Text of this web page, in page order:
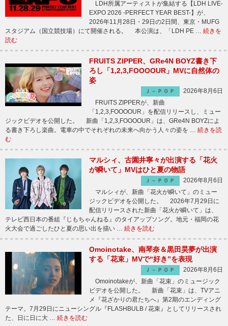
LDH所属アーティストが集結する【LDH LIVE-
EXPO 2026 -PERFECT YEAR BEST-】が、
2026年11月28日・29日の2日間、東京・MUFG
スタジアム（国立競技場）にて開催される。 本公演は、「LDH PE … 続きを
読む
FRUITS ZIPPER、GRe4N BOYZ書き下
ろし「1,2,3,FOOOOUR」MVに自然体の
姿
Ｊ－ＰＯＰ
2026年8月6日
FRUITS ZIPPERが、新曲
「1,2,3,FOOOOUR」を配信リリースし、ミュー
ジックビデオを公開した。 新曲「1,2,3,FOOOOUR」は、GRe4N BOYZによ
る書き下ろし楽曲。電車の中でそれぞれの未来へ向かう人々の姿を … 続きを読
む
マルシィ、古園井寧々が出演する「花火
が瞬いて」MVはひと夏の物語
Ｊ－ＰＯＰ
2026年8月6日
マルシィが、新曲「花火が瞬いて」のミュー
ジックビデオを公開した。 2026年7月29日に
配信リリースされた新曲「花火が瞬いて」は、
テレビ西日本の番組『じもちゃんねる』のタイアップソング。地元・福岡の花
火大会で過ごしたひと夏の思い出を描い … 続きを読む
Omoinotake、南琴奈＆黒田昊夢が出演
する「花束」MVで“好き”を表現
Ｊ－ＰＯＰ
2026年8月6日
Omoinotakeが、新曲「花束」のミュージック
ビデオを公開した。 新曲「花束」は、TVアニ
メ『花ざかりの君たちへ』第2期のエンディング
テーマ。7月29日にニューシングル『FLASHBULB / 花束』としてリリースされ
た、日に日に大 … 続きを読む